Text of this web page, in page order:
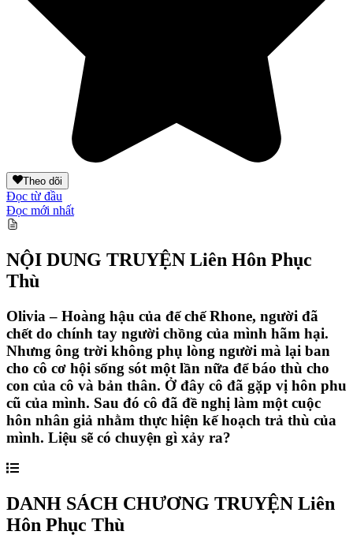
Theo dõi
Đọc từ đầu
Đọc mới nhất
NỘI DUNG TRUYỆN Liên Hôn Phục
Thù
Olivia – Hoàng hậu của đế chế Rhone, người đã
chết do chính tay người chồng của mình hãm hại.
Nhưng ông trời không phụ lòng người mà lại ban
cho cô cơ hội sống sót một lần nữa để báo thù cho
con của cô và bản thân. Ở đây cô đã gặp vị hôn phu
cũ của mình. Sau đó cô đã đề nghị làm một cuộc
hôn nhân giả nhằm thực hiện kế hoạch trả thù của
mình. Liệu sẽ có chuyện gì xảy ra?
DANH SÁCH CHƯƠNG TRUYỆN Liên
Hôn Phục Thù